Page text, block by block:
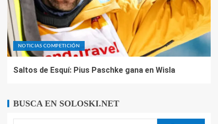
NOTICIAS COMPETICIÓN
Saltos de Esquí: Pius Paschke gana en Wisla
BUSCA EN SOLOSKI.NET